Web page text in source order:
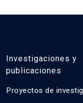
Investigaciones y
publicaciones
Proyectos de